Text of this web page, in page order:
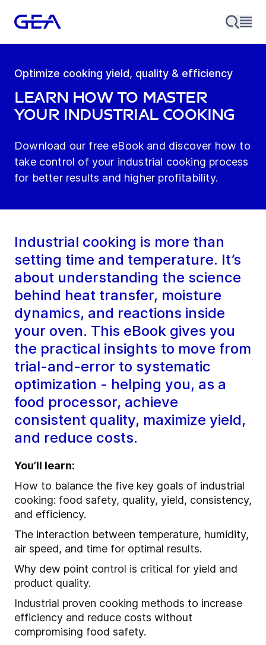
Optimize cooking yield, quality & efficiency
Learn how to master
your industrial cooking
Download our free eBook and discover how to
take control of your industrial cooking process
for better results and higher profitability.
Industrial cooking is more than
setting time and temperature. It’s
about understanding the science
behind heat transfer, moisture
dynamics, and reactions inside
your oven. This eBook gives you
the practical insights to move from
trial-and-error to systematic
optimization - helping you, as a
food processor, achieve
consistent quality, maximize yield,
and reduce costs.
You’ll learn:
How to balance the five key goals of industrial
cooking: food safety, quality, yield, consistency,
and efficiency.
The interaction between temperature, humidity,
air speed, and time for optimal results.
Why dew point control is critical for yield and
product quality.
Industrial proven cooking methods to increase
efficiency and reduce costs without
compromising food safety.